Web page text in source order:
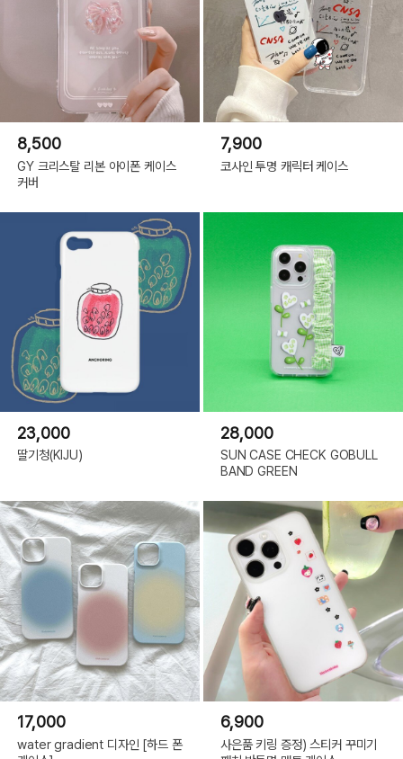
8,500
GY 크리스탈 리본 아이폰 케이스
커버
7,900
코사인 투명 캐릭터 케이스
23,000
딸기청(KIJU)
28,000
SUN CASE CHECK GOBULL
BAND GREEN
17,000
water gradient 디자인 [하드 폰
6,900
사은품 키링 증정) 스티커 꾸미기